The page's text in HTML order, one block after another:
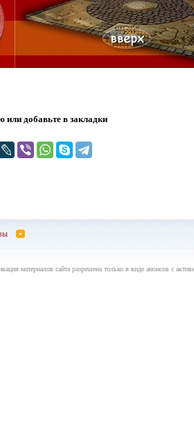
или добавьте в закладки
материалов сайта разрешена только в виде анонсов с